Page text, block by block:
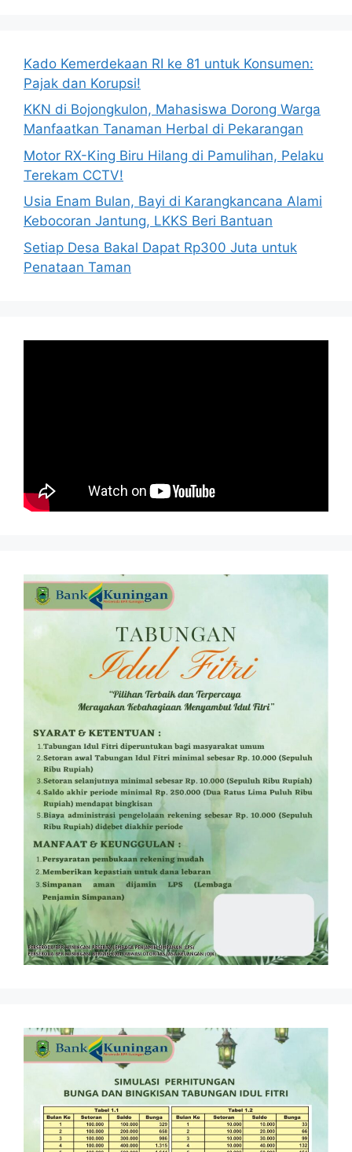
Kado Kemerdekaan RI ke 81 untuk Konsumen:
Pajak dan Korupsi!
KKN di Bojongkulon, Mahasiswa Dorong Warga
Manfaatkan Tanaman Herbal di Pekarangan
Motor RX-King Biru Hilang di Pamulihan, Pelaku
Terekam CCTV!
Usia Enam Bulan, Bayi di Karangkancana Alami
Kebocoran Jantung, LKKS Beri Bantuan
Setiap Desa Bakal Dapat Rp300 Juta untuk
Penataan Taman